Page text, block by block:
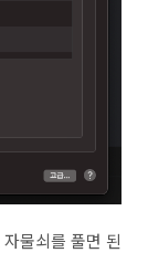
물쇠를 풀면 된